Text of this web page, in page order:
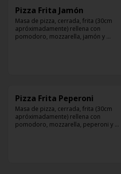
Pizza Frita Jamón
Masa de pizza, cerrada, frita (30cm
apróximadamente) rellena con
pomodoro, mozzarella, jamón y
Pizza Frita Peperoni
Masa de pizza, cerrada, frita (30cm
apróximadamente) rellena con
pomodoro, mozzarella, peperoni y